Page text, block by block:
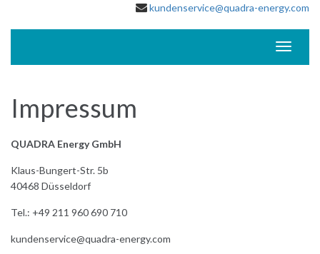
kundenservice@quadra-energy.com
Toggle
Impressum
QUADRA Energy GmbH
Klaus-Bungert-Str. 5b
40468 Düsseldorf
Tel.: +49 211 960 690 710
kundenservice@quadra-energy.com